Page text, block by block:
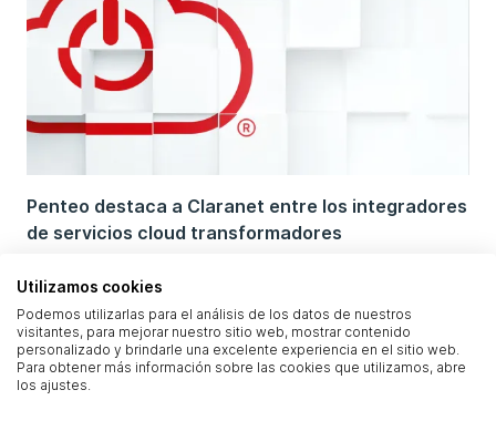
Penteo destaca a Claranet entre los integradores
de servicios cloud transformadores
Utilizamos cookies
Podemos utilizarlas para el análisis de los datos de nuestros
visitantes, para mejorar nuestro sitio web, mostrar contenido
personalizado y brindarle una excelente experiencia en el sitio web.
Para obtener más información sobre las cookies que utilizamos, abre
los ajustes.